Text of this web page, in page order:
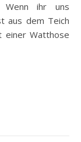
Wenn ihr uns
aus dem Teich
einer Watthose